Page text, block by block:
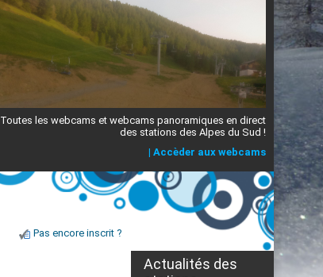
Toutes les webcams et webcams panoramiques en direct
des stations des Alpes du Sud !
| Accèder aux webcams
Pas encore inscrit ?
Actualités des